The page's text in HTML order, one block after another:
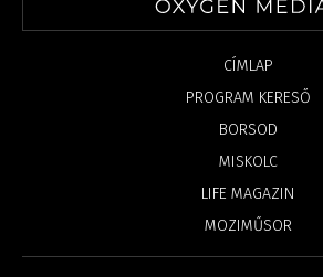
CÍMLAP
PROGRAM KERESŐ
BORSOD
MISKOLC
LIFE MAGAZIN
MOZIMŰSOR